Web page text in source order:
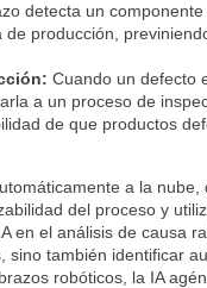
detecta un
producción,
Cuando un defecto
a un proceso de
de que productos
a la
del proceso y
en el análisis de causa
también identificar
robóticos, la IA